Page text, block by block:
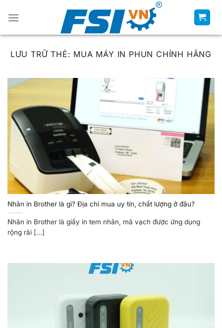
đến
LƯU TRỮ THẺ: MUA MÁY IN PHUN CHÍNH HÃNG
Nhãn in Brother là gì? Địa chỉ mua uy tín, chất lượng ở đâu?
Nhãn in Brother là giấy in tem nhãn, mã vạch được ứng dụng
rộng rãi [...]